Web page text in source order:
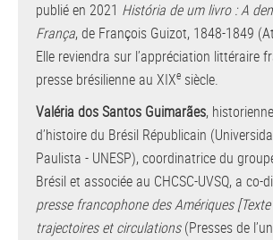
publié en 2021 História de um livro : A
França, de François Guizot, 1848-1849
Elle reviendra sur l’appréciation littéraire
presse brésilienne au XIXe siècle.
Valéria dos Santos Guimarães,
d’histoire du Brésil Républicain
Paulista - UNESP), coordinatrice du
Brésil et associée au CHCSC-UVSQ, a co-
presse francophone des Amériques
trajectoires et circulations(Presses de